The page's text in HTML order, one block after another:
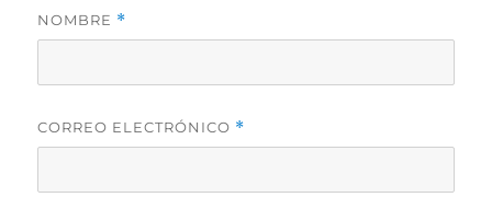
NOMBRE *
CORREO ELECTRÓNICO *